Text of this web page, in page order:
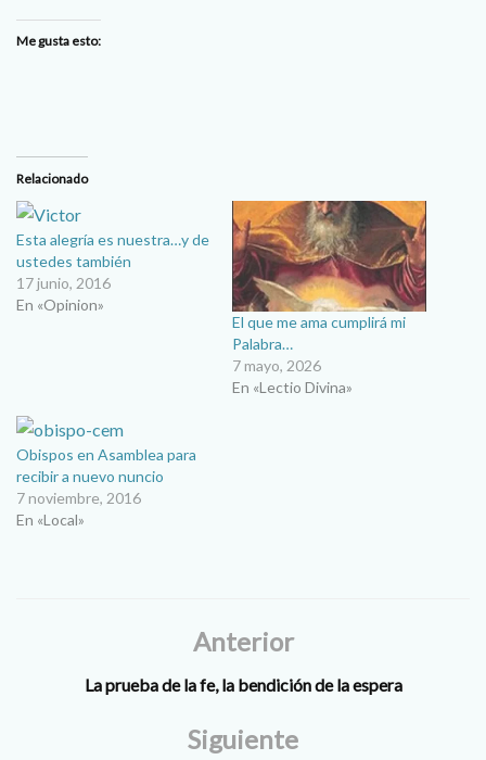
Me gusta esto:
Relacionado
Esta alegría es nuestra…y de
ustedes también
17 junio, 2016
En «Opinion»
El que me ama cumplirá mi
Palabra…
7 mayo, 2026
En «Lectio Divina»
Obispos en Asamblea para
recibir a nuevo nuncio
7 noviembre, 2016
En «Local»
Anterior
La prueba de la fe, la bendición de la espera
Siguiente